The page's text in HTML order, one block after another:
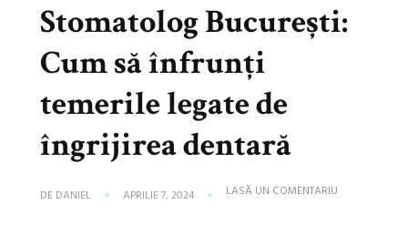
Stomatolog București:
Cum să înfrunți
temerile legate de
îngrijirea dentară
DE DANIEL APRILIE 7, 2024 LASĂ UN COMENTARIU